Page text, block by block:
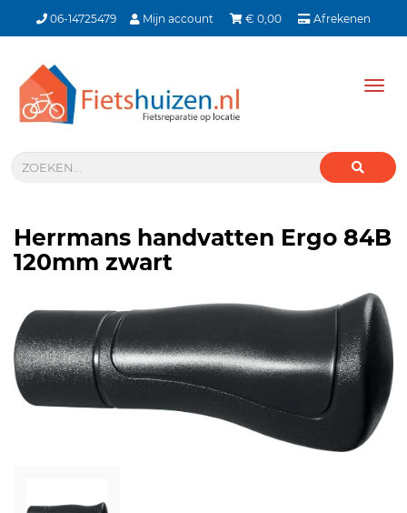
06-14725479 Mijn account € 0,00 Afrekenen
Herrmans handvatten Ergo 84B
120mm zwart